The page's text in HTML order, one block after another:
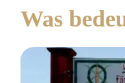
Was